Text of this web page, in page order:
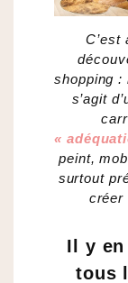
C’est
shopping :
s’agit
«
peint,
surtout
créer
Il y
tous